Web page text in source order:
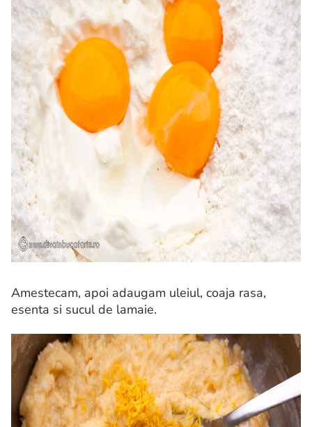
Amestecam, apoi adaugam uleiul, coaja rasa,
esenta si sucul de lamaie.